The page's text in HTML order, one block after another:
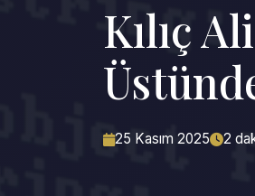
Kılıç
25 Kasım 2025 2